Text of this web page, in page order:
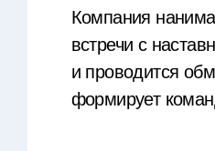
Компания
встречи с
и проводится
формирует